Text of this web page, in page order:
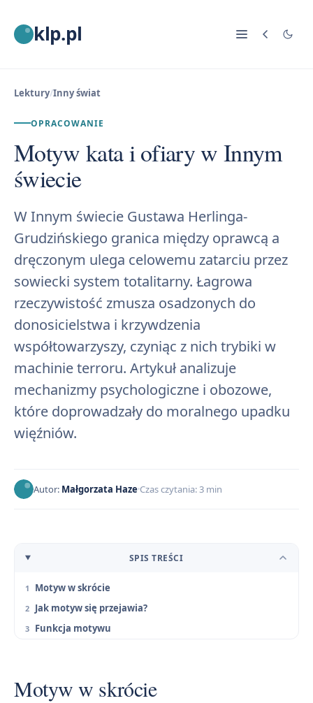
klp.pl
Lektury/Inny świat
OPRACOWANIE
Motyw kata i ofiary w Innym
świecie
W Innym świecie Gustawa Herlinga-
Grudzińskiego granica między oprawcą a
dręczonym ulega celowemu zatarciu przez
sowiecki system totalitarny. Łagrowa
rzeczywistość zmusza osadzonych do
donosicielstwa i krzywdzenia
współtowarzyszy, czyniąc z nich trybiki w
machinie terroru. Artykuł analizuje
mechanizmy psychologiczne i obozowe,
które doprowadzały do moralnego upadku
więźniów.
Autor: Małgorzata Haze Czas czytania: 3 min
SPIS TREŚCI
Motyw w skrócie
Jak motyw się przejawia?
Funkcja motywu
Motyw w skrócie